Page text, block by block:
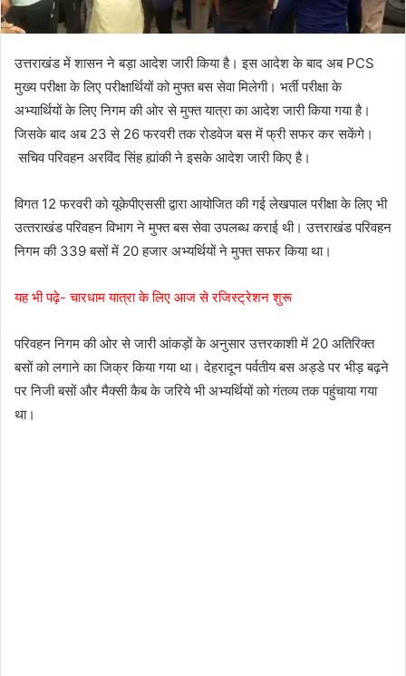
उत्तराखंड में शासन ने बड़ा आदेश जारी किया है। इस आदेश के बाद अब PCS
मुख्य परीक्षा के लिए परीक्षार्थियों को मुफ्त बस सेवा मिलेगी। भर्ती परीक्षा के
अभ्यार्थियों के लिए निगम की ओर से मुफ्त यात्रा का आदेश जारी किया गया है।
जिसके बाद अब 23 से 26 फरवरी तक रोडवेज बस में फ्री सफर कर सकेंगे।
सचिव परिवहन अरविंद सिंह ह्यांकी ने इसके आदेश जारी किए है।
विगत 12 फरवरी को यूकेपीएससी द्वारा आयोजित की गई लेखपाल परीक्षा के लिए भी
उत्‍तराखंड परिवहन विभाग ने मुफ्त बस सेवा उपलब्‍ध कराई थी। उत्तराखंड परिवहन
निगम की 339 बसों में 20 हजार अभ्यर्थियों ने मुफ्त सफर किया था।
यह भी पढ़े- चारधाम यात्रा के लिए आज से रजिस्ट्रेशन शुरू
परिवहन निगम की ओर से जारी आंकड़ों के अनुसार उत्तरकाशी में 20 अतिरिक्त
बसों को लगाने का जिक्र किया गया था। देहरादून पर्वतीय बस अड्डे पर भीड़ बढ़ने
पर निजी बसों और मैक्सी कैब के जरिये भी अभ्यर्थियों को गंतव्य तक पहुंचाया गया
था।